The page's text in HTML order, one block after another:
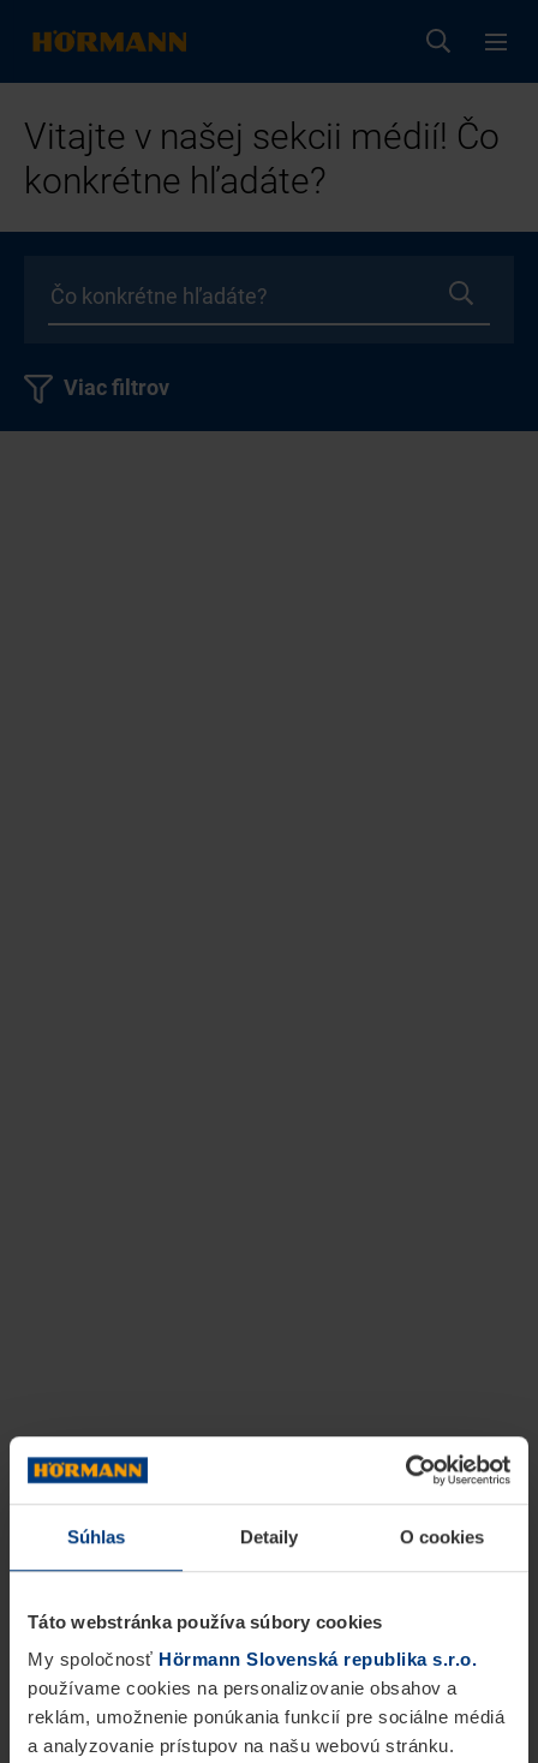
Súhlas Detaily O cookies
Táto webstránka používa súbory cookies
My spoločnosť Hörmann Slovenská republika s.r.o.
používame cookies na personalizovanie obsahov a
reklám, umožnenie ponúkania funkcií pre sociálne médiá
a analyzovanie prístupov na našu webovú stránku.
Vitajte v našej sekcii médií! Čo
konkrétne hľadáte?
Viac filtrov